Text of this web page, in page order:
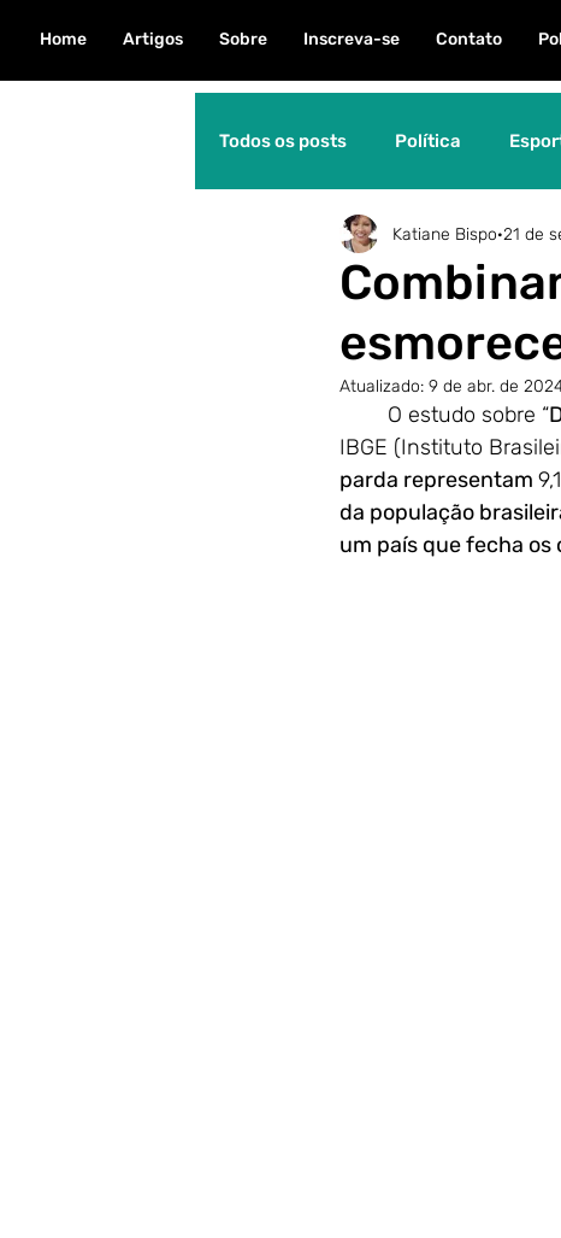
Home Artigos Sobre Inscreva-se Contato
Todos os posts Política
Natureza Direitos Humanos
Personalidade Educação
Meio Ambiente Dica Águia
Katiane Bispo 21 de
Atualizado: 9 de abr. de
	O estudo sobre “
IBGE (Instituto
parda representam
da população
um país que fecha os